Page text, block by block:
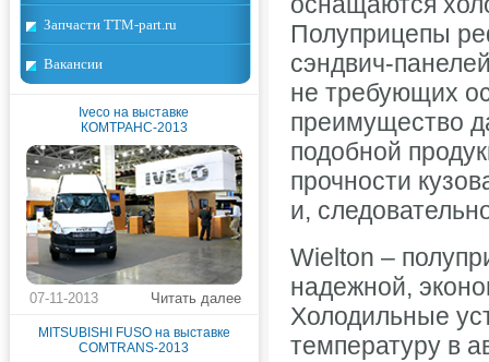
Полуприцепы
сэндвич-
не требующих
преимущество
подобной
прочности
и,
Wielton –
надежной,
Холодильные
температуру в
Запчасти TTM-part.ru
Вакансии
Iveco на выставке
КОМТРАНС-2013
Читать далее
07-11-2013
MITSUBISHI FUSO на выставке
COMTRANS-2013